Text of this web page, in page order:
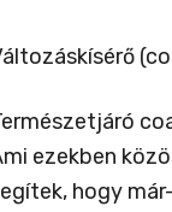
ezekben
hogy